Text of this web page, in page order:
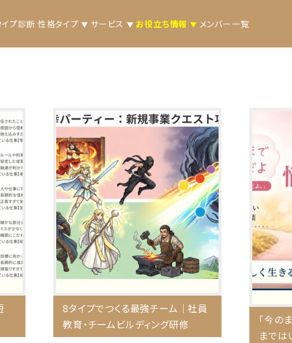
プ診断 性格タイプ サービス お役立ち情報 メンバー一覧
8タイプでつくる最強チーム｜社員
教育・チームビルディング研修
「今の
までは